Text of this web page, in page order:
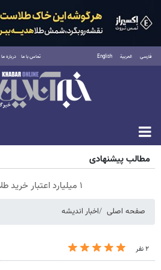
فارسی العربية English تماس با ما درباره ما
جمعه ۱۶ مرداد ۱۴۰۵
مطالب پیشنهادی
۱ میلیارد اعتبار خرید طلا | بدون ضامن و چک
صفحه اصلی اخبار اندیشه
۲ نفر